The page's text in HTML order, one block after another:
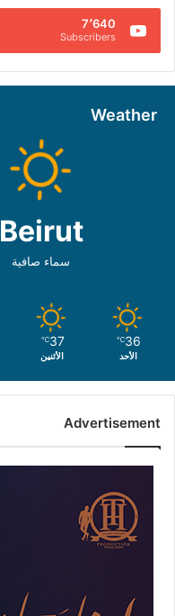
7٬640
Subscribers
Weather
Beirut
سماء صافية
36
℃
الأحد
37
℃
الأثنين
Advertisement